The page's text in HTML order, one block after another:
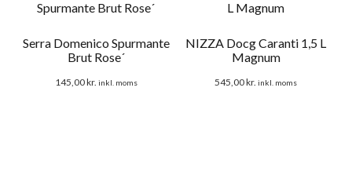
Serra Domenico Spurmante
Brut Rose´
145,00kr. inkl. moms
NIZZA Docg Caranti 1,5 L
Magnum
545,00kr. inkl. moms